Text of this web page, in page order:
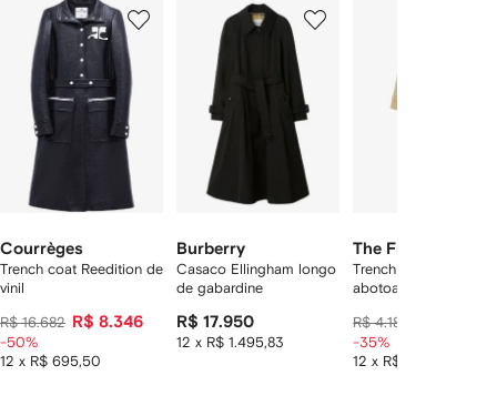
Courrèges
Trench coat Reedition de
vinil
R$ 16.682 R$ 8.346
12 x R$ 695,50
-50%
Burberry
Casaco Ellingham longo
de gabardine
R$ 17.950
12 x R$ 1.495,83
The Frankie Shop
Trench coat Riva com
abotoamento duplo
R$ 4.182
12 x R$ 212,33
-35%